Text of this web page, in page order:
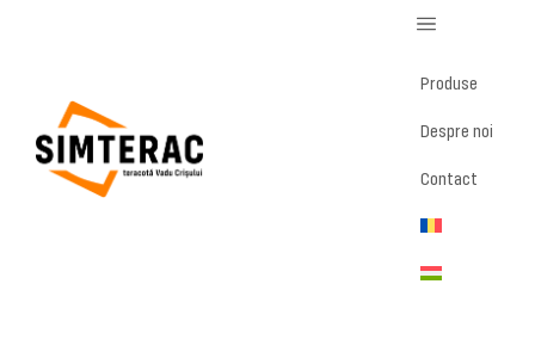
Produse
Despre noi
Contact